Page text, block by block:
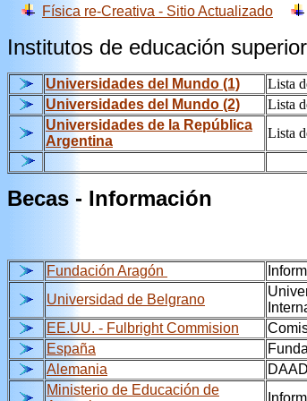
Física re-Creativa - Sitio Actualizado
Institutos de educación
Universidades del Mundo (1)
Lista
Universidades del Mundo (2)
Lista
Universidades de la República
Argentina
Lista
Becas - Información
Fundación Aragón
Universidad de Belgrano
EE.UU. - Fulbright Commision
España
Alemania
DAAD
Ministerio de Educación de